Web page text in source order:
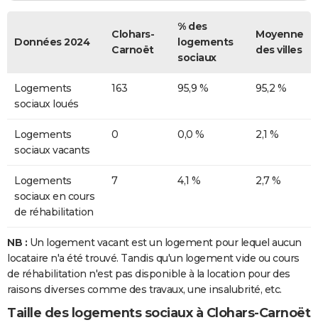
Données 2024
Clohars-
Carnoët
% des
logements
sociaux
Moyenne
des villes
Logements
sociaux loués
163 95,9 % 95,2 %
Logements
sociaux vacants
0 0,0 % 2,1 %
Logements
sociaux en cours
de réhabilitation
7 4,1 % 2,7 %
NB : Un logement vacant est un logement pour lequel aucun
locataire n'a été trouvé. Tandis qu'un logement vide ou cours
de réhabilitation n'est pas disponible à la location pour des
raisons diverses comme des travaux, une insalubrité, etc.
Taille des logements sociaux à Clohars-Carnoët